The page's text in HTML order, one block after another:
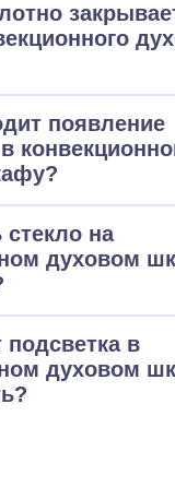
появление
на
духовом
подсветка в
духовом